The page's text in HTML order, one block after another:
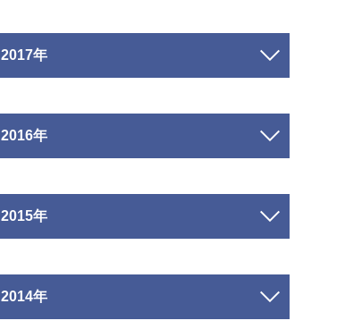
2017年
2016年
2015年
2014年